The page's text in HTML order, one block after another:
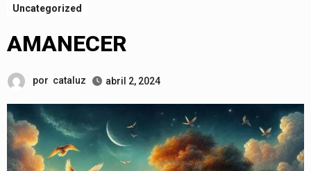
Uncategorized
AMANECER
por cataluz abril 2, 2024